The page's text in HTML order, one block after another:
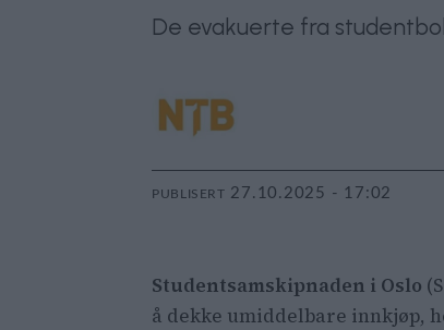
De evakuerte fra
PUBLISERT 27.10.2025 - 17:02
Studentsamskipnaden i Oslo
å dekke umiddelbare innkjøp,